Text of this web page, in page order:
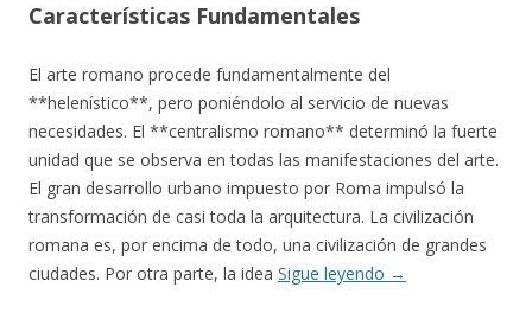
Características Fundamentales
El arte romano procede fundamentalmente del
**helenístico**, pero poniéndolo al servicio de nuevas
necesidades. El **centralismo romano** determinó la fuerte
unidad que se observa en todas las manifestaciones del arte.
El gran desarrollo urbano impuesto por Roma impulsó la
transformación de casi toda la arquitectura. La civilización
romana es, por encima de todo, una civilización de grandes
ciudades. Por otra parte, la idea Sigue leyendo →